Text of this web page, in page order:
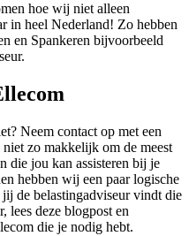
hoe wij niet alleen
in heel Nederland! Zo hebben
en Spankeren bijvoorbeeld
Neem contact op met een
zo makkelijk om de meest
die jou kan assisteren bij je
hebben wij een paar logische
de belastingadviseur vindt die
lees deze blogpost en
die je nodig hebt.